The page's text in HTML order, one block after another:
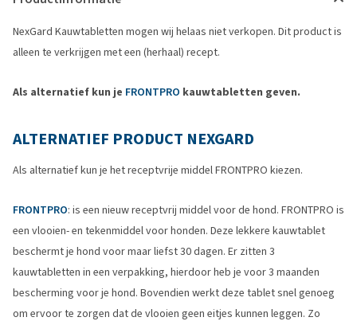
NexGard Kauwtabletten mogen wij helaas niet verkopen. Dit product is
alleen te verkrijgen met een (herhaal) recept.
Als alternatief kun je FRONTPRO kauwtabletten geven.
ALTERNATIEF PRODUCT NEXGARD
Als alternatief kun je het receptvrije middel FRONTPRO kiezen.
FRONTPRO: is een nieuw receptvrij middel voor de hond. FRONTPRO is
een vlooien- en tekenmiddel voor honden. Deze lekkere kauwtablet
beschermt je hond voor maar liefst 30 dagen. Er zitten 3
kauwtabletten in een verpakking, hierdoor heb je voor 3 maanden
bescherming voor je hond. Bovendien werkt deze tablet snel genoeg
om ervoor te zorgen dat de vlooien geen eitjes kunnen leggen. Zo